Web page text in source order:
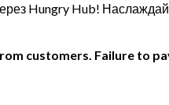
Hungry Hub!
customers. Failure to